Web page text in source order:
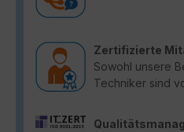
Zertifizierte
Sowohl unsere
Techniker sind